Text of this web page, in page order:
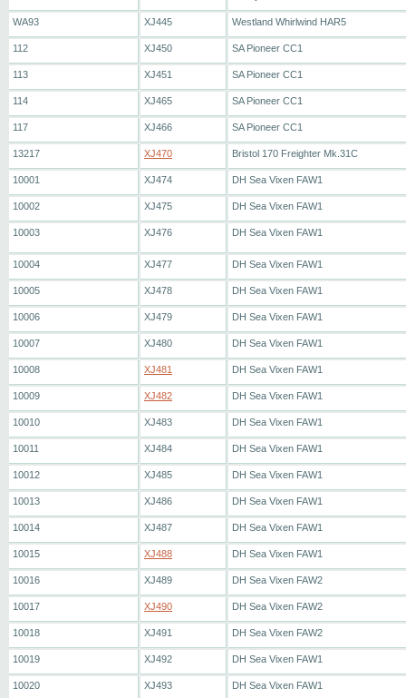
WA93 XJ445 Westland Whirlwind HAR5
112 XJ450 SA Pioneer CC1
113 XJ451 SA Pioneer CC1
114 XJ465 SA Pioneer CC1
117 XJ466 SA Pioneer CC1
13217 XJ470 Bristol 170 Freighter Mk.31C
10001 XJ474 DH Sea Vixen FAW1
10002 XJ475 DH Sea Vixen FAW1
10003 XJ476 DH Sea Vixen FAW1
10004 XJ477 DH Sea Vixen FAW1
10005 XJ478 DH Sea Vixen FAW1
10006 XJ479 DH Sea Vixen FAW1
10007 XJ480 DH Sea Vixen FAW1
10008 XJ481 DH Sea Vixen FAW1
10009 XJ482 DH Sea Vixen FAW1
10010 XJ483 DH Sea Vixen FAW1
10011 XJ484 DH Sea Vixen FAW1
10012 XJ485 DH Sea Vixen FAW1
10013 XJ486 DH Sea Vixen FAW1
10014 XJ487 DH Sea Vixen FAW1
10015 XJ488 DH Sea Vixen FAW1
10016 XJ489 DH Sea Vixen FAW2
10017 XJ490 DH Sea Vixen FAW2
10018 XJ491 DH Sea Vixen FAW2
10019 XJ492 DH Sea Vixen FAW1
10020 XJ493 DH Sea Vixen FAW1